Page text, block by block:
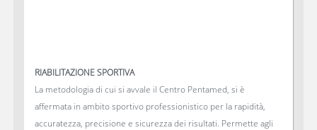
RIABILITAZIONE SPORTIVA
La metodologia di cui si avvale il Centro Pentamed, si è
affermata in ambito sportivo professionistico per la rapidità,
accuratezza, precisione e sicurezza dei risultati. Permette agli